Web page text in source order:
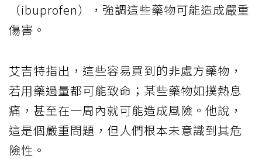
（ibuprofen），強調這些藥物可能造成嚴重
傷害。
艾吉特指出，這些容易買到的非處方藥物，
若用藥過量都可能致命；某些藥物如撲熱息
痛，甚至在一周內就可能造成風險。他說，
這是個嚴重問題，但人們根本未意識到其危
險性。